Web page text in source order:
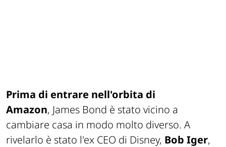
Prima di entrare nell'orbita di
Amazon, James Bond è stato vicino a
cambiare casa in modo molto diverso. A
rivelarlo è stato l'ex CEO di Disney, Bob Iger,